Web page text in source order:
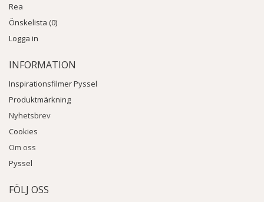
Rea
Önskelista (0)
Logga in
INFORMATION
Inspirationsfilmer Pyssel
Produktmärkning
Nyhetsbrev
Cookies
Om oss
Pyssel
FÖLJ OSS